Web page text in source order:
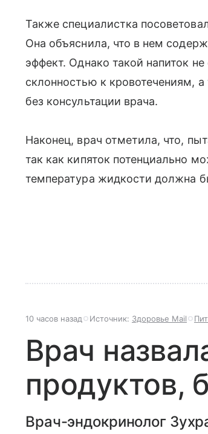
Также специалистка
Она объяснила, что в нем
эффект. Однако такой напиток
склонностью к
без консультации врача.
Наконец, врач отметила, что,
так как кипяток потенциально
температура жидкости должна
10 часов назад Источник: Здоровье Mail
Врач
продуктов,
Врач-эндокринолог